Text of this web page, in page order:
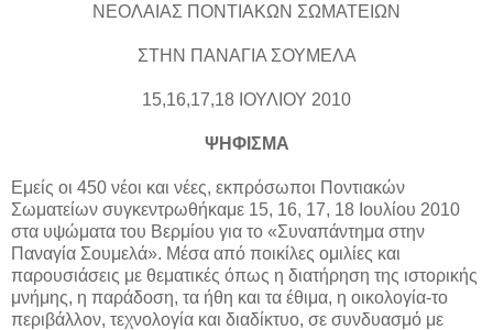
ΝΕΟΛΑΙΑΣ ΠΟΝΤΙΑΚΩΝ ΣΩΜΑΤΕΙΩΝ
ΣΤΗΝ ΠΑΝΑΓΙΑ ΣΟΥΜΕΛΑ
15,16,17,18 ΙΟΥΛΙΟΥ 2010
ΨΗΦΙΣΜΑ
Εμείς οι 450 νέοι και νέες, εκπρόσωποι Ποντιακών
Σωματείων συγκεντρωθήκαμε 15, 16, 17, 18 Ιουλίου 2010
στα υψώματα του Βερμίου για το «Συναπάντημα στην
Παναγία Σουμελά». Μέσα από ποικίλες ομιλίες και
παρουσιάσεις με θεματικές όπως η διατήρηση της ιστορικής
μνήμης, η παράδοση, τα ήθη και τα έθιμα, η οικολογία-το
περιβάλλον, τεχνολογία και διαδίκτυο, σε συνδυασμό με